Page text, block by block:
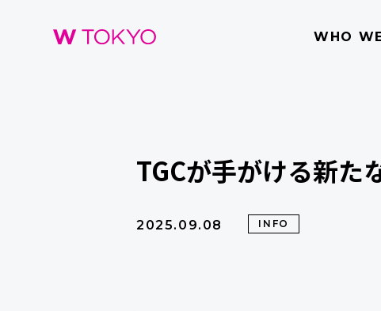
WHO
TGCが手がける新
2025.09.08 INFO